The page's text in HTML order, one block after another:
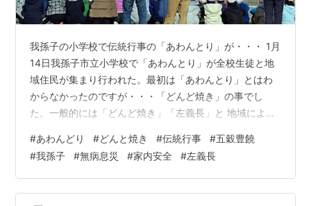
我孫子の小学校で伝統行事の「あわんとり」が・・・ 1月
14日我孫子市立小学校で「あわんとり」が全校生徒と地
域住民が集まり行われた。最初は「あわんとり」とはわ
からなかったのですが・・・「どんど焼き」の事でし
た。一般的には「どんど焼き」「左義長」と 地域によっ
め縄、正月飾り、書初めなどを燃やして、一緒に歳神様
を空へ送り出し細い竹などに刺したお餅を焼いて食べた
りして、歳神様の恵みを体内に取り込む事で、一年、無
病息災、五穀豊穣、家内安全で過ごせると云われていま
#あわんどり #どんと焼き #伝統行事 #五穀豊饒
#我孫子 #無病息災 #家内安全 #左義長